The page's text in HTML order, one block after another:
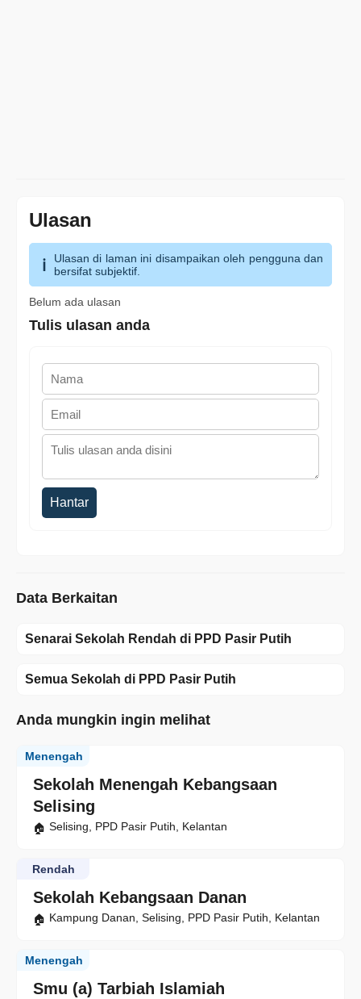
Ulasan
Ulasan di laman ini disampaikan oleh pengguna dan
bersifat subjektif.
Belum ada ulasan
Tulis ulasan anda
Hantar
Data Berkaitan
Senarai Sekolah Rendah di PPD Pasir Putih
Semua Sekolah di PPD Pasir Putih
Anda mungkin ingin melihat
Sekolah Menengah Kebangsaan
Selising
Menengah
Selising, PPD Pasir Putih, Kelantan
Sekolah Kebangsaan Danan
Rendah
Kampung Danan, Selising, PPD Pasir Putih, Kelantan
Smu (a) Tarbiah Islamiah
Menengah